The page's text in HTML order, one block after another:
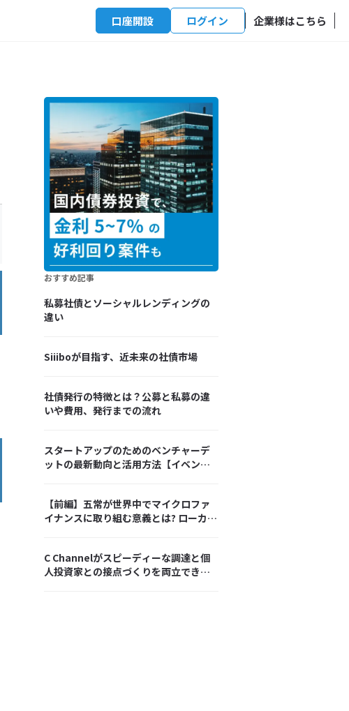
口座開設 ログイン 企業様はこちら
おすすめ記事
私募社債とソーシャルレンディングの
違い
Siiiboが目指す、近未来の社債市場
社債発行の特徴とは？公募と私募の違
いや費用、発行までの流れ
スタートアップのためのベンチャーデ
ットの最新動向と活用方法【イベント
【前編】五常が世界中でマイクロファ
イナンスに取り組む意義とは? ローカル
C Channelがスピーディーな調達と個
人投資家との接点づくりを両立できた